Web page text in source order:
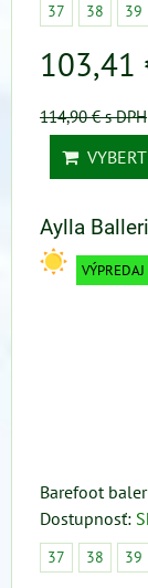
37 38 39
103,41
114,90 €s DPH
Aylla
VÝPREDAJ
Barefoot
Dostupnosť:
37 38 39